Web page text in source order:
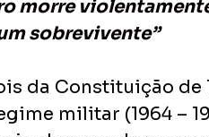
morre
sobrevivente”
da Constituição de
militar (1964 –